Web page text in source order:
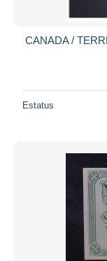
CANADA /
Estatus